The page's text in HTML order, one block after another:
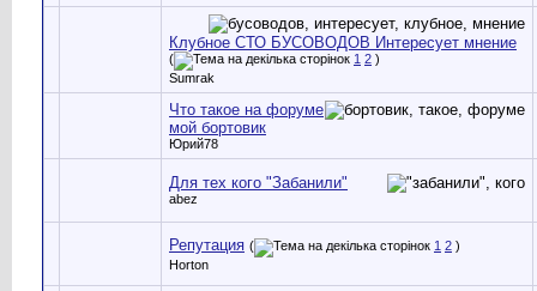
Клубное СТО БУСОВОДОВ Интересует мнение
( 1 2 )
Sumrak
Что такое на форуме
мой бортовик
Юрий78
Для тех кого "Забанили"
abez
Репутация ( 1 2 )
Horton